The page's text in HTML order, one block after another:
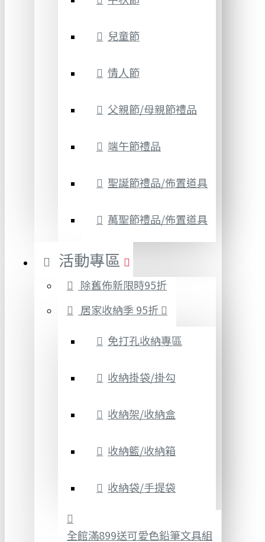
兒童節
情人節
父親節/母親節禮品
端午節禮品
聖誕節禮品/佈置道具
萬聖節禮品/佈置道具
活動專區
除舊佈新限時95折
居家收納季 95折
免打孔收納專區
收納掛袋/掛勾
收納架/收納盒
收納籃/收納箱
收納袋/手提袋
全館滿899送可愛色鉛筆文具組